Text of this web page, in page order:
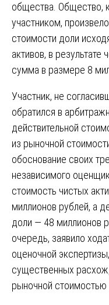
общества. Общество,
участником,
стоимости доли
активов, в
сумма в размере 8
Участник, не
обратился в
действительной
из рыночной
обоснование своих
независимого
стоимость чистых
миллионов рублей, а
доли — 48 миллионов
очередь, заявило
оценочной
существенных
рыночной стоимостью